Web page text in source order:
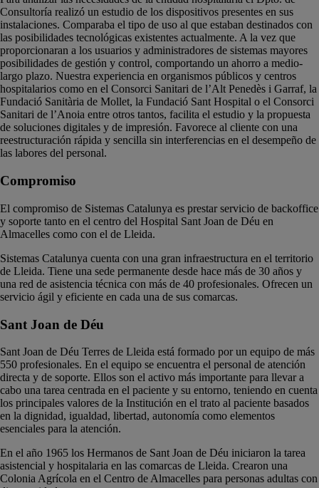
Consultoría realizó un estudio de los dispositivos presentes en sus
instalaciones. Comparaba el tipo de uso al que estaban destinados con
las posibilidades tecnológicas existentes actualmente. A la vez que
proporcionaran a los usuarios y administradores de sistemas mayores
posibilidades de gestión y control, comportando un ahorro a medio-
largo plazo. Nuestra experiencia en organismos públicos y centros
hospitalarios como en el Consorci Sanitari de l’Alt Penedès i Garraf, la
Fundació Sanitària de Mollet, la Fundació Sant Hospital o el Consorci
Sanitari de l’Anoia entre otros tantos, facilita el estudio y la propuesta
de soluciones digitales y de impresión. Favorece al cliente con una
reestructuración rápida y sencilla sin interferencias en el desempeño de
las labores del personal.
Compromiso
El compromiso de Sistemas Catalunya es prestar servicio de backoffice
y soporte tanto en el centro del Hospital Sant Joan de Déu en
Almacelles como con el de Lleida.
Sistemas Catalunya cuenta con una gran infraestructura en el territorio
de Lleida. Tiene una sede permanente desde hace más de 30 años y
una red de asistencia técnica con más de 40 profesionales. Ofrecen un
servicio ágil y eficiente en cada una de sus comarcas.
Sant Joan de Déu
Sant Joan de Déu Terres de Lleida está formado por un equipo de más
550 profesionales. En el equipo se encuentra el personal de atención
directa y de soporte. Ellos son el activo más importante para llevar a
cabo una tarea centrada en el paciente y su entorno, teniendo en cuenta
los principales valores de la Institución en el trato al paciente basados
en la dignidad, igualdad, libertad, autonomía como elementos
esenciales para la atención.
En el año 1965 los Hermanos de Sant Joan de Déu iniciaron la tarea
asistencial y hospitalaria en las comarcas de Lleida. Crearon una
Colonia Agrícola en el Centro de Almacelles para personas adultas con